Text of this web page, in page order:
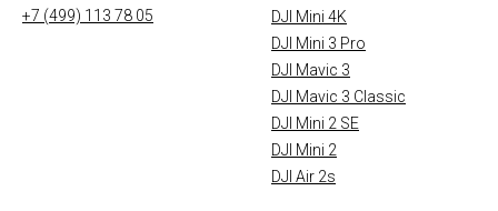
+7 (499) 113 78 05
DJI Mini 4K
DJI Mini 3 Pro
DJI Mavic 3
DJI Mavic 3 Classic
DJI Mini 2 SE
DJI Mini 2
DJI Air 2s